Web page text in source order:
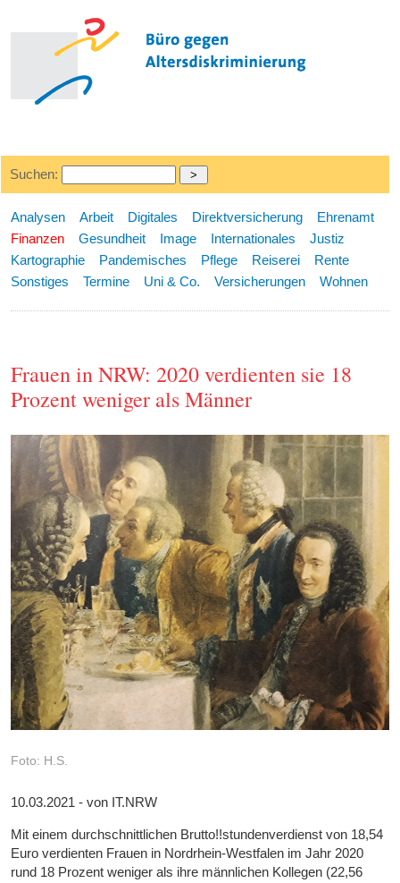
Suchen:
Analysen Arbeit Digitales Direktversicherung
Ehrenamt
Finanzen
Gesundheit Image Internationales
Justiz
Kartographie
Pandemisches Pflege Reiserei
Rente
Sonstiges
Termine Uni & Co. Versicherungen Wohnen
Frauen in NRW: 2020 verdienten sie 18
Prozent weniger als Männer
Foto: H.S.
10.03.2021 - von IT.NRW
Mit einem durchschnittlichen Brutto!!stundenverdienst von 18,54
Euro verdienten Frauen in Nordrhein-Westfalen im Jahr 2020
rund 18 Prozent weniger als ihre männlichen Kollegen (22,56